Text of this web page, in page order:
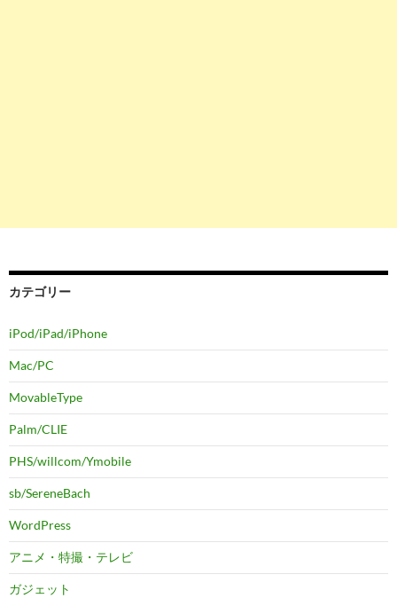
カテゴリー
iPod/iPad/iPhone
Mac/PC
MovableType
Palm/CLIE
PHS/willcom/Ymobile
sb/SereneBach
WordPress
アニメ・特撮・テレビ
ガジェット